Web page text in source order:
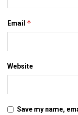
Email *
Website
Save my name,